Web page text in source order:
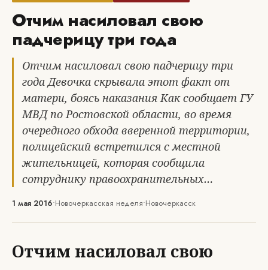
Отчим насиловал свою
падчерицу три года
Отчим насиловал свою падчерицу три
года Девочка скрывала этот факт от
матери, боясь наказания Как сообщает ГУ
МВД по Ростовской области, во время
очередного обхода вверенной территории,
полицейский встретился с местной
жительницей, которая сообщила
сотруднику правоохранительных…
1 мая 2016•Новочеркасская неделя•Новочеркасск
Отчим насиловал свою